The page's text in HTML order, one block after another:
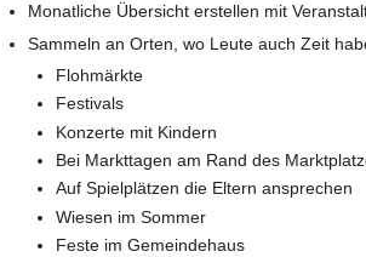
Monatliche Übersicht erstellen mit
Sammeln an Orten, wo Leute auch Zeit
Flohmärkte
Festivals
Konzerte mit Kindern
Bei Markttagen am Rand des
Auf Spielplätzen die Eltern ansprechen
Wiesen im Sommer
Feste im Gemeindehaus